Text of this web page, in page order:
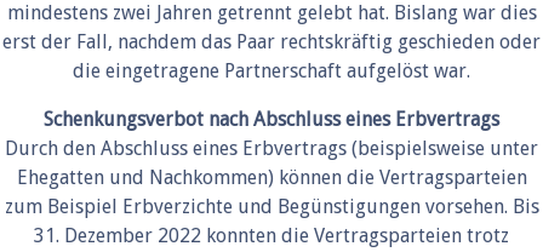
mindestens zwei Jahren getrennt gelebt hat. Bislang war dies
erst der Fall, nachdem das Paar rechtskräftig geschieden oder
die eingetragene Partnerschaft aufgelöst war.
Schenkungsverbot nach Abschluss eines Erbvertrags
Durch den Abschluss eines Erbvertrags (beispielsweise unter
Ehegatten und Nachkommen) können die Vertragsparteien
zum Beispiel Erbverzichte und Begünstigungen vorsehen. Bis
31. Dezember 2022 konnten die Vertragsparteien trotz